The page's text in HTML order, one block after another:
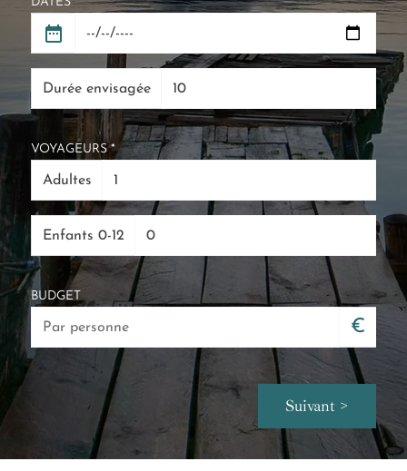
Durée envisagée
VOYAGEURS *
Adultes
Enfants 0-12
BUDGET
€
Suivant >